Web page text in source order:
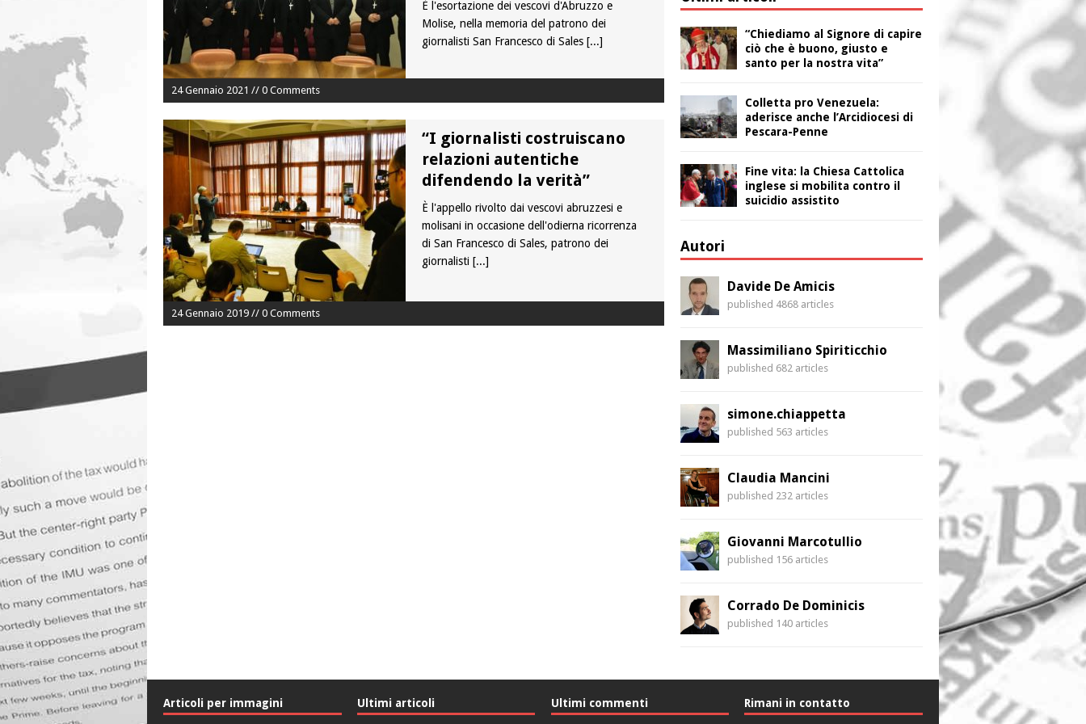
È l'esortazione dei vescovi d'Abruzzo e
Molise, nella memoria del patrono dei
giornalisti San Francesco di Sales [...]
24 Gennaio 2021 // 0 Comments
“I giornalisti costruiscano
relazioni autentiche
difendendo la verità”
È l'appello rivolto dai vescovi abruzzesi e
molisani in occasione dell'odierna ricorrenza
di San Francesco di Sales, patrono dei
giornalisti [...]
24 Gennaio 2019 // 0 Comments
“Chiediamo al Signore di capire
ciò che è buono, giusto e
santo per la nostra vita”
Colletta pro Venezuela:
aderisce anche l’Arcidiocesi di
Pescara-Penne
Fine vita: la Chiesa Cattolica
inglese si mobilita contro il
suicidio assistito
Autori
Davide De Amicis
published 4868 articles
Massimiliano Spiriticchio
published 682 articles
simone.chiappetta
published 563 articles
Claudia Mancini
published 232 articles
Giovanni Marcotullio
published 156 articles
Corrado De Dominicis
published 140 articles
Articoli per immagini Ultimi articoli Ultimi commenti Rimani in contatto